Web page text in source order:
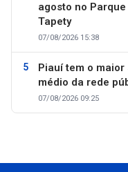
agosto no
Tapety
07/08/2026 15:38
Piauí tem o
médio da rede
07/08/2026 09:25